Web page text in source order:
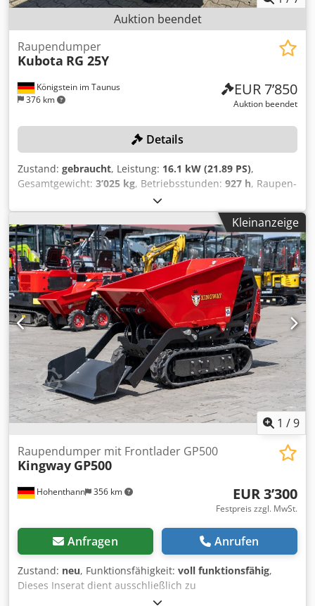
Auktion beendet
Königstein im Taunus
376 km
Raupendumper
Kubota RG 25Y
EUR 7’850
Auktion beendet
Details
Zustand: gebraucht, Leistung: 16.1 kW (21.89 PS),
Gesamtgewicht: 3’025 kg, Betriebsstunden: 927 h, Raupen-
Dumper, Fabrikat: Kubota, Typ: RG 25Y, Motor: Kubota
D902, Betriebsstunden: 927, 16,1 kW, 7,4km/h, zulässiges
Gesamtgewicht: 3.025kg, gebraucht Dcjdoyuckgepfx Abnok
Kleinanzeige
1 /9
Hohenthann 356 km
Raupendumper mit Frontlader GP500
Kingway GP500
EUR 3’300
Festpreis zzgl. MwSt.
Anfragen Anrufen
Zustand: neu, Funktionsfähigkeit: voll funktionsfähig,
Dieses Inserat dient ausschließlich zu
Informationszwecken und stellt kein Angebot im